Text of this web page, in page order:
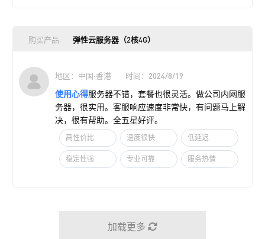
购买产品 弹性云服务器（2核4G）
地区：中国·香港 时间：2024/8/19
使用心得服务器不错，套餐也很灵活。做公司内网服
务器，很实用。客服响应速度非常快，有问题马上解
决，很有帮助。全五星好评。
高性价比 速度很快 低延迟
稳定性强 专业可靠 服务热情
加载更多